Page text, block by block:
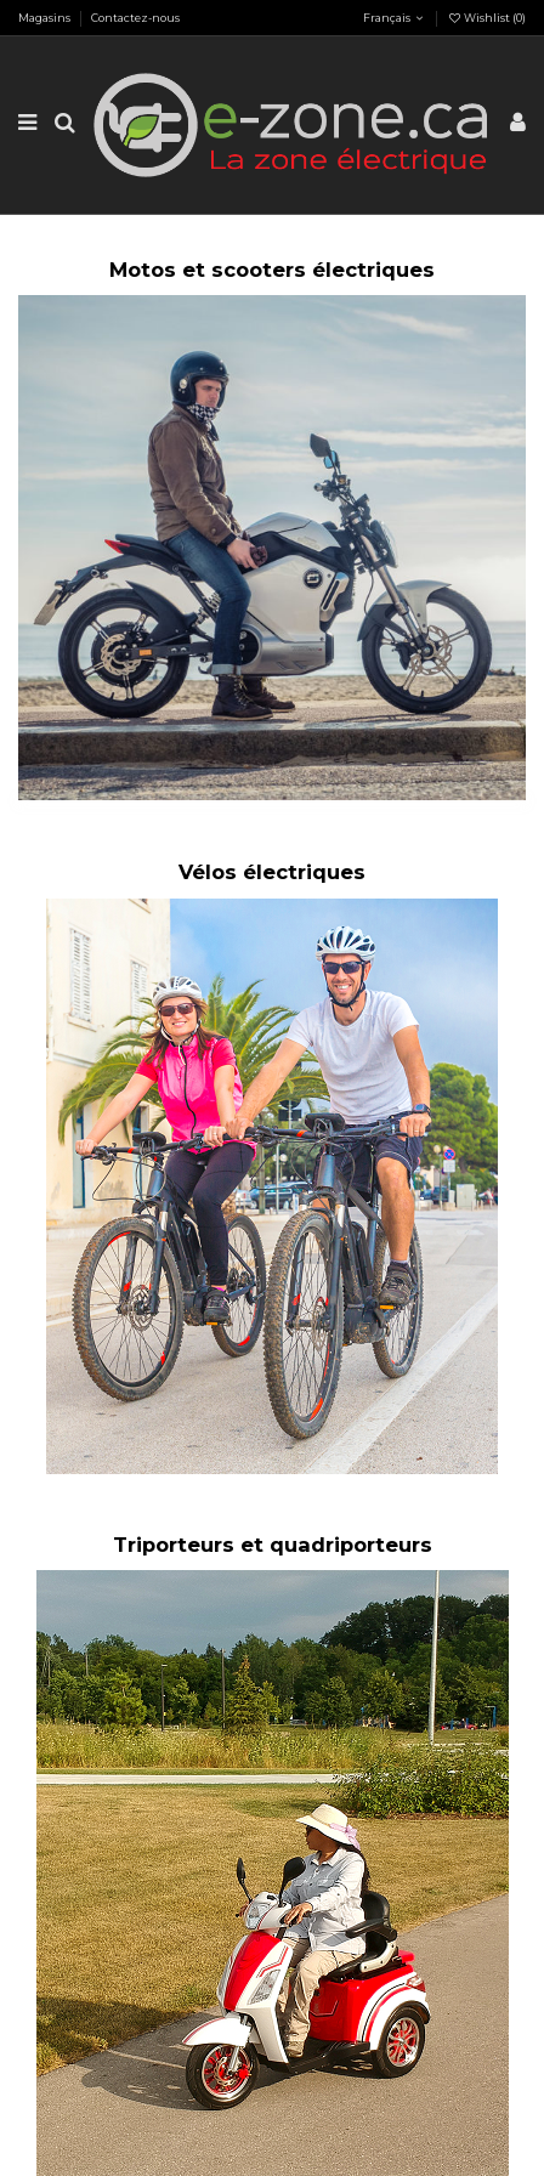
Magasins Contactez-nous Français Wishlist (0)
Motos et scooters électriques
Vélos électriques
Triporteurs et quadriporteurs